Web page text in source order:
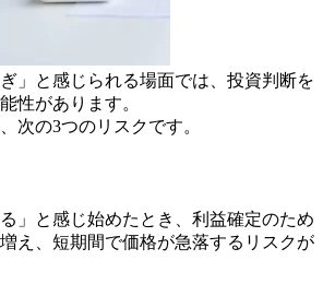
」と感じられる場面では、投資判断を
性があります。
次の3つのリスクです。
」と感じ始めたとき、利益確定のため
え、短期間で価格が急落するリスクが